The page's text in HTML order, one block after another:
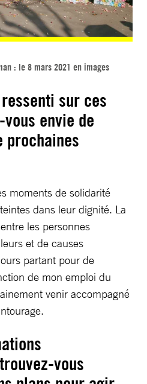
: le 8 mars 2021 en images
sur ces
envie de
prochaines
moments de solidarité
dans leur dignité. La
les personnes
et de causes
partant pour de
de mon emploi du
venir accompagné
vous